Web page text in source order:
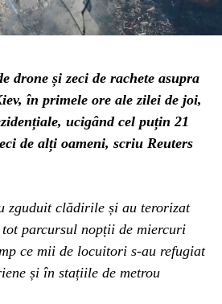
drone și zeci de rachete asupra
în primele ore ale zilei de joi,
ucigând cel puțin 21
de alți oameni, scriu Reuters
zguduit clădirile și au terorizat
parcursul nopții de miercuri
ce mii de locuitori s-au refugiat
și în stațiile de metrou